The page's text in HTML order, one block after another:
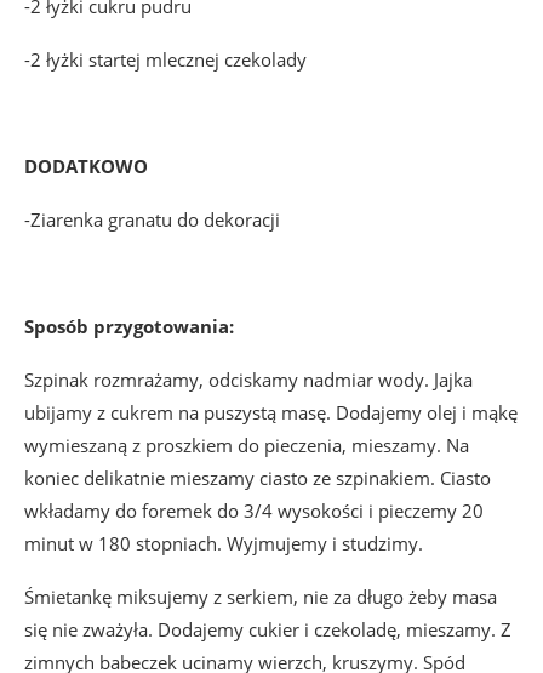
-2 łyżki cukru pudru
-2 łyżki startej mlecznej czekolady
DODATKOWO
-Ziarenka granatu do dekoracji
Sposób przygotowania:
Szpinak rozmrażamy, odciskamy nadmiar wody. Jajka
ubijamy z cukrem na puszystą masę. Dodajemy olej i mąkę
wymieszaną z proszkiem do pieczenia, mieszamy. Na
koniec delikatnie mieszamy ciasto ze szpinakiem. Ciasto
wkładamy do foremek do 3/4 wysokości i pieczemy 20
minut w 180 stopniach. Wyjmujemy i studzimy.
Śmietankę miksujemy z serkiem, nie za długo żeby masa
się nie zważyła. Dodajemy cukier i czekoladę, mieszamy. Z
zimnych babeczek ucinamy wierzch, kruszymy. Spód